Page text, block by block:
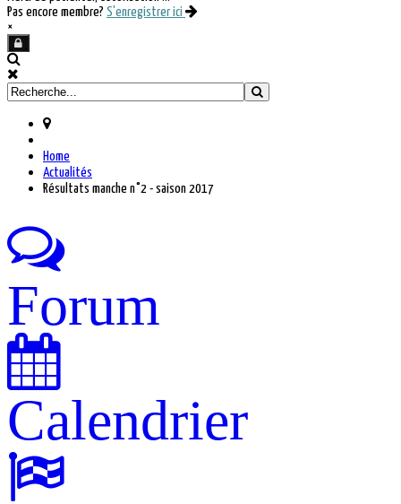
Pas encore membre? S'enregistrer ici
×
Home
Actualités
Résultats manche n°2 - saison 2017
Forum
Calendrier